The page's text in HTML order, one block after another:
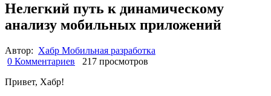
Нелегкий путь к динамическому
анализу мобильных приложений
Автор: Хабр Мобильная разработка
0 Комментариев
217 просмотров
Привет, Хабр!